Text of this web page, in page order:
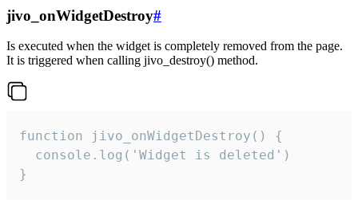
jivo_onWidgetDestroy#
Is executed when the widget is completely removed from the page.
It is triggered when calling jivo_destroy() method.
function jivo_onWidgetDestroy() {
  console.log('Widget is deleted')
}